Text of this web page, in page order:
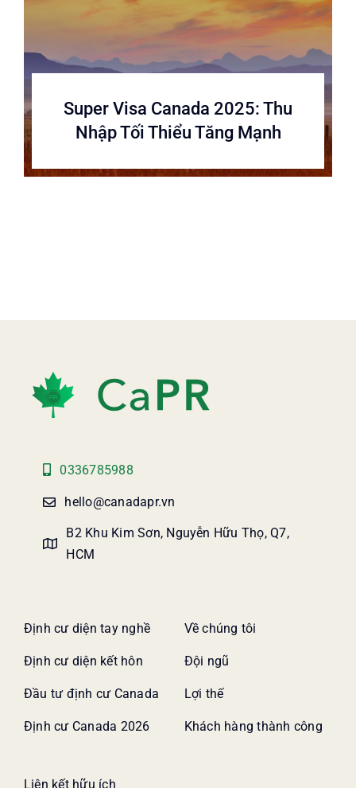
Super Visa Canada 2025: Thu
Nhập Tối Thiểu Tăng Mạnh
0336785988
hello@canadapr.vn
B2 Khu Kim Sơn, Nguyễn Hữu Thọ, Q7,
HCM
Định cư diện tay nghề
Định cư diện kết hôn
Đầu tư định cư Canada
Định cư Canada 2026
Về chúng tôi
Đội ngũ
Lợi thế
Khách hàng thành công
Liên kết hữu ích